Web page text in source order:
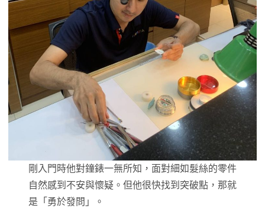
剛入門時他對鐘錶一無所知，面對細如髮絲的零件
自然感到不安與懷疑。但他很快找到突破點，那就
是「勇於發問」。